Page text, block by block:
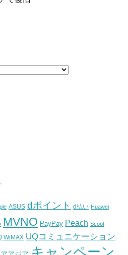
ASUS dポイント d払い Huawei
MVNO PayPay Peach Scoot
WiMAX UQコミュニケーション